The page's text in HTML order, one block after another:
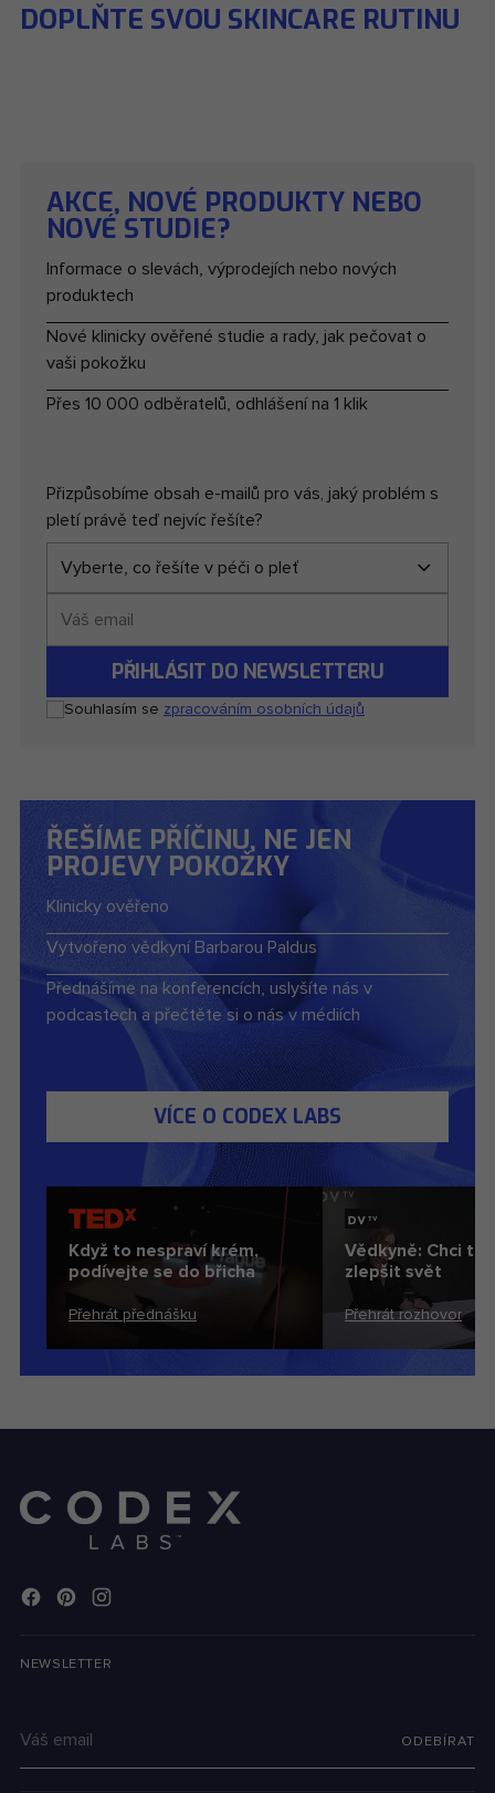
DOPLŇTE SVOU SKINCARE RUTINU
AKCE, NOVÉ PRODUKTY NEBO
NOVÉ STUDIE?
Informace o slevách, výprodejích nebo nových
produktech
Nové klinicky ověřené studie a rady, jak pečovat o
vaši pokožku
Přes 10 000 odběratelů, odhlášení na 1 klik
Přizpůsobíme obsah e-mailů pro vás, jaký problém s
pletí právě teď nejvíc řešíte?
email
PŘIHLÁSIT DO NEWSLETTERU
Souhlasím se zpracováním osobních údajů
ŘEŠÍME PŘÍČINU, NE JEN
PROJEVY POKOŽKY
Klinicky ověřeno
Vytvořeno vědkyní Barbarou Paldus
Přednášíme na konferencích, uslyšíte nás v
podcastech a přečtěte si o nás v médiích
VÍCE O CODEX LABS
Když to nespraví krém,
podívejte se do břicha
Přehrát přednášku
Vědkyně: Chci
zlepšit svět
Přehrát rozhovor
NEWSLETTER
email
ODEBÍRAT